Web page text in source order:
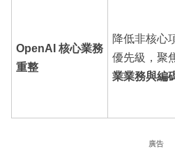
OpenAI 核心業務
重整
降低非核心
優先級，聚
業業務與編
廣告